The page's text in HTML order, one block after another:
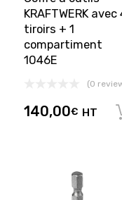
KRAFTWERK avec
tiroirs + 1
compartiment
1046E
(0
140,00€ HT